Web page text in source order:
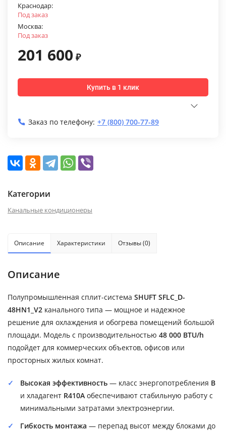
Краснодар:
Под заказ
Москва:
Под заказ
201 600 ₽
Купить в 1 клик
Заказ по телефону: +7 (800) 700-77-89
Категории
Канальные кондиционеры
Описание Характеристики Отзывы (0)
Описание
Полупромышленная сплит-система SHUFT SFLC_D-
48HN1_V2 канального типа — мощное и надежное
решение для охлаждения и обогрева помещений большой
площади. Модель с производительностью 48 000 BTU/h
подойдет для коммерческих объектов, офисов или
просторных жилых комнат.
Высокая эффективность — класс энергопотребления B
и хладагент R410A обеспечивают стабильную работу с
минимальными затратами электроэнергии.
Гибкость монтажа — перепад высот между блоками до